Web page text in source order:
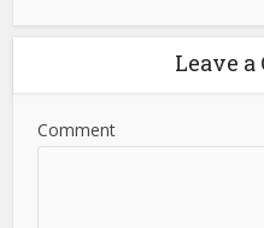
Leave
Comment